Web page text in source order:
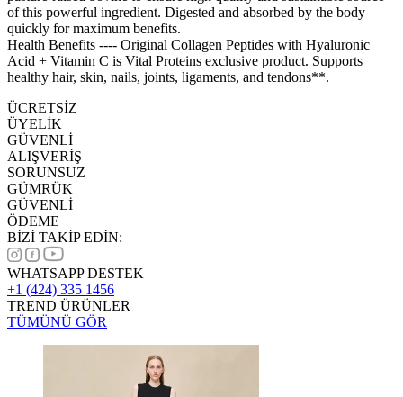
of this powerful ingredient. Digested and absorbed by the body
quickly for maximum benefits.
Health Benefits ---- Original Collagen Peptides with Hyaluronic
Acid + Vitamin C is Vital Proteins exclusive product. Supports
healthy hair, skin, nails, joints, ligaments, and tendons**.
ÜCRETSİZ
ÜYELİK
GÜVENLİ
ALIŞVERİŞ
SORUNSUZ
GÜMRÜK
GÜVENLİ
ÖDEME
BİZİ TAKİP EDİN:
WHATSAPP DESTEK
+1 (424) 335 1456
TREND ÜRÜNLER
TÜMÜNÜ GÖR